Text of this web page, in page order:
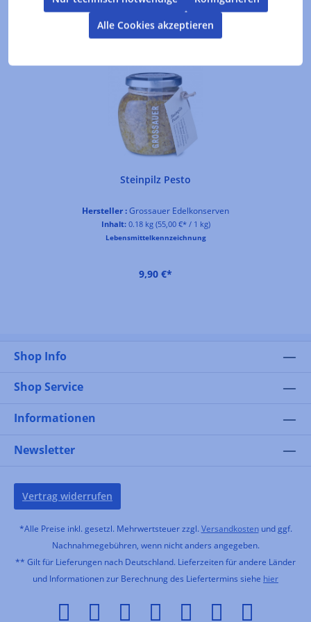
Produktgalerie überspringen
Kunden kauften auch
Steinpilz Pesto
Hersteller :Grossauer Edelkonserven
Inhalt: 0.18 kg (55,00 €* / 1 kg)
Lebensmittelkennzeichnung
9,90 €*
Shop Info
Shop Service
Informationen
Newsletter
Vertrag widerrufen
*Alle Preise inkl. gesetzl. Mehrwertsteuer zzgl. Versandkostenund ggf.
Nachnahmegebühren, wenn nicht anders angegeben.
** Gilt für Lieferungen nach Deutschland. Lieferzeiten für andere Länder
und Informationen zur Berechnung des Liefertermins siehe hier
Alle Cookies akzeptieren